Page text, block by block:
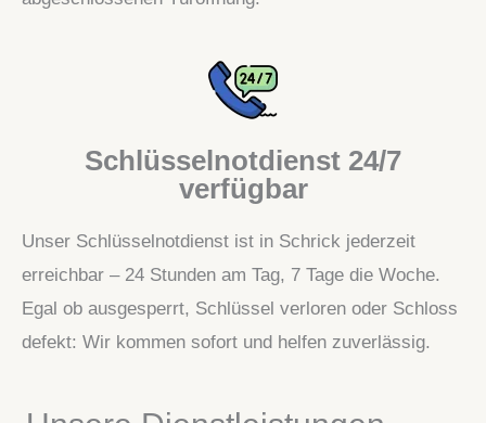
Schlüsselnotdienst 24/7
verfügbar
Unser Schlüsselnotdienst ist in Schrick jederzeit
erreichbar – 24 Stunden am Tag, 7 Tage die Woche.
Egal ob ausgesperrt, Schlüssel verloren oder Schloss
defekt: Wir kommen sofort und helfen zuverlässig.